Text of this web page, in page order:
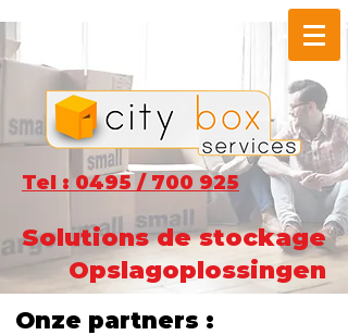
Tel : 0495 / 700 925
Solutions de stockage
Opslagoplossingen
Onze partners :